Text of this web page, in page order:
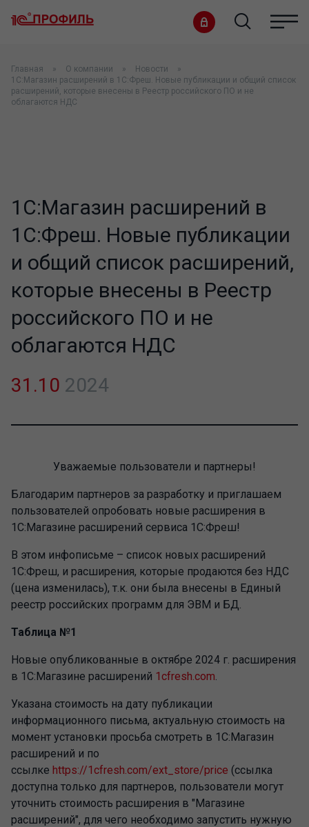
Главная О компании
Новости
1С:Магазин расширений в 1С:Фреш. Новые публикации и общий список
расширений, которые внесены в Реестр российского ПО и не
облагаются НДС
1С:Магазин расширений в
1С:Фреш. Новые публикации
и общий список расширений,
которые внесены в Реестр
российского ПО и не
облагаются НДС
31.10 2024
Уважаемые пользователи и партнеры!
Благодарим партнеров за разработку и приглашаем
пользователей опробовать новые расширения в
1С:Магазине расширений сервиса 1С:Фреш!
В этом инфописьме – список новых расширений
1С:Фреш, и расширения, которые продаются без НДС
(цена изменилась), т.к. они была внесены в Единый
реестр российских программ для ЭВМ и БД.
Таблица №1
Новые опубликованные в октябре 2024 г. расширения
в 1С:Магазине расширений 1cfresh.com.
Указана стоимость на дату публикации
информационного письма, актуальную стоимость на
момент установки просьба смотреть в 1С:Магазин
расширений и по
ссылке https://1cfresh.com/ext_store/price (ссылка
доступна только для партнеров, пользователи могут
уточнить стоимость расширения в "Магазине
расширений", для чего необходимо запустить нужную